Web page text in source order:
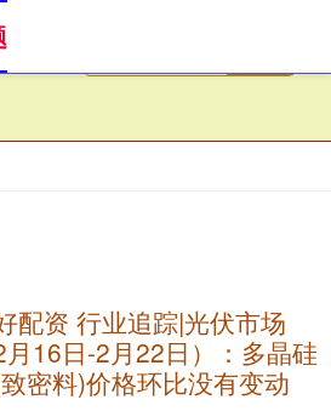
配资 行业追踪|光伏市场
2月16日-2月22日）：多晶硅
密料)价格环比没有变动